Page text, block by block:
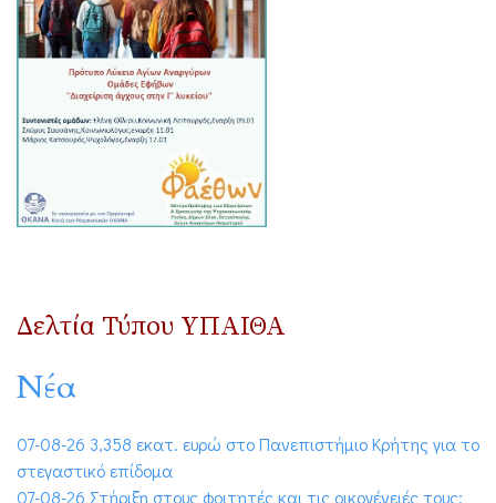
Δελτία Τύπου ΥΠΑΙΘΑ
Νέα
07-08-26 3,358 εκατ. ευρώ στο Πανεπιστήμιο Κρήτης για το
στεγαστικό επίδομα
07-08-26 Στήριξη στους φοιτητές και τις οικογένειές τους: